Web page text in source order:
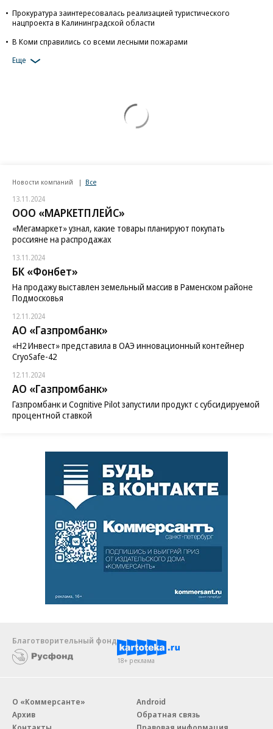
Прокуратура заинтересовалась реализацией туристического
нацпроекта в Калининградской области
В Коми справились со всеми лесными пожарами
Еще
Новости компаний Все
13.11.2024
ООО «МАРКЕТПЛЕЙС»
«Мегамаркет» узнал, какие товары планируют покупать
россияне на распродажах
13.11.2024
БК «Фонбет»
На продажу выставлен земельный массив в Раменском районе
Подмосковья
12.11.2024
АО «Газпромбанк»
«H2 Инвест» представила в ОАЭ инновационный контейнер
CryoSafe-42
12.11.2024
АО «Газпромбанк»
Газпромбанк и Cognitive Pilot запустили продукт с субсидируемой
процентной ставкой
Благотворительный фонд
18+ реклама
О «Коммерсанте»
Архив
Android
Обратная связь